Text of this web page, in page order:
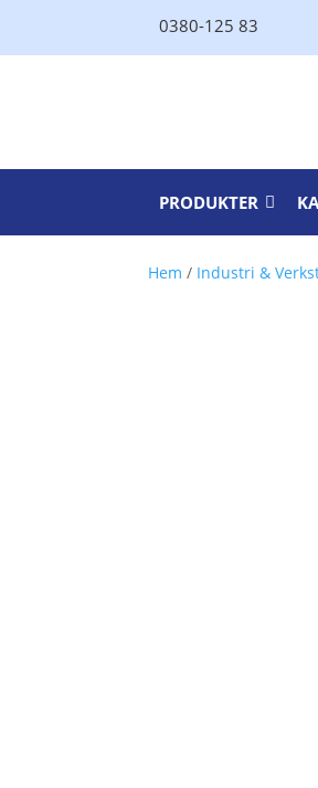
0380-125 83
PRODUKTER
Hem / Industri &